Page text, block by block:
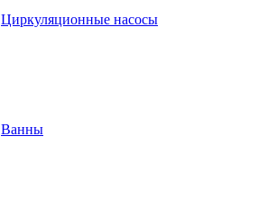
Циркуляционные насосы
Ванны